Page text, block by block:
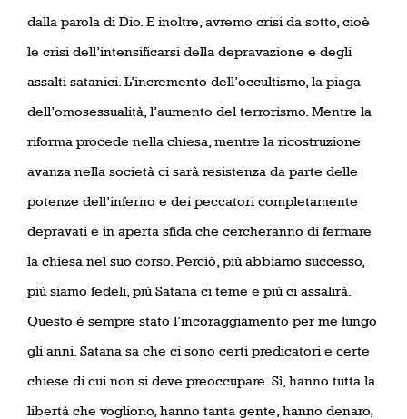
dalla parola di Dio. E inoltre, avremo crisi da sotto, cioè
le crisi dell’intensificarsi della depravazione e degli
assalti satanici. L’incremento dell’occultismo, la piaga
dell’omosessualità, l’aumento del terrorismo. Mentre la
riforma procede nella chiesa, mentre la ricostruzione
avanza nella società ci sarà resistenza da parte delle
potenze dell’inferno e dei peccatori completamente
depravati e in aperta sfida che cercheranno di fermare
la chiesa nel suo corso. Perciò, più abbiamo successo,
più siamo fedeli, più Satana ci teme e più ci assalirà.
Questo è sempre stato l’incoraggiamento per me lungo
gli anni. Satana sa che ci sono certi predicatori e certe
chiese di cui non si deve preoccupare. Sì, hanno tutta la
libertà che vogliono, hanno tanta gente, hanno denaro,